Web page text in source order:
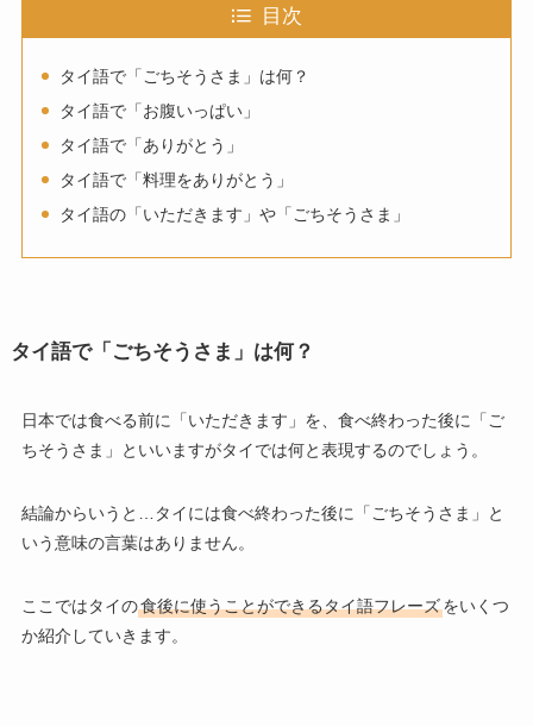
目次
タイ語で「ごちそうさま」は何？
タイ語で「お腹いっぱい」
タイ語で「ありがとう」
タイ語で「料理をありがとう」
タイ語の「いただきます」や「ごちそうさま」
タイ語で「ごちそうさま」は何？
日本では食べる前に「いただきます」を、食べ終わった後に「ご
ちそうさま」といいますがタイでは何と表現するのでしょう。
結論からいうと…タイには食べ終わった後に「ごちそうさま」と
いう意味の言葉はありません。
ここではタイの食後に使うことができるタイ語フレーズをいくつ
か紹介していきます。